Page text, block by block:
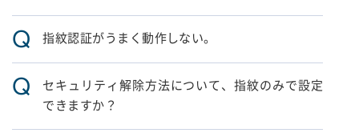
Q 指紋認証がうまく動作しない。
Q
セキュリティ解除方法について、指紋のみで設定
できますか？